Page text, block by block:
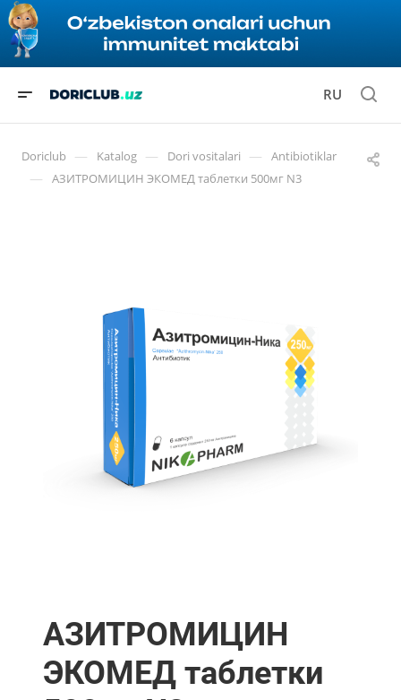
RU
Doriclub — Katalog — Dori vositalari — Antibiotiklar
— АЗИТРОМИЦИН ЭКОМЕД таблетки 500мг N3
АЗИТРОМИЦИН
ЭКОМЕД таблетки